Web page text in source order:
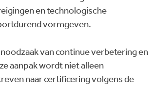
en technologische
vormgeven.
van continue verbetering en
aanpak wordt niet alleen
naar certificering volgens de